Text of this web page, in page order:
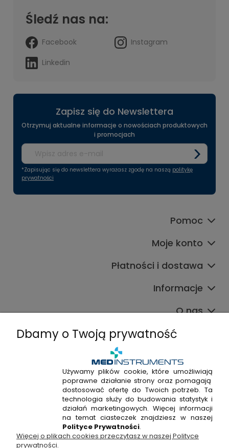
Śledź nas na:
Facebook
Instagram
Linkedin
Zapisz się do Newslettera
Otrzymuj aktualne informacje o nowościach produktowych
i promocjach
*Zapisując się do newslettera wyrażasz zgodę na naszą politykę
prywatności
Pomoc
Moje konto
Płatności i dostawa
Informacje
O nas
+48 720 915 338
+48 22 298 53 38
Napisz do nas!
Hossa Medical Sp. z o. o. | ul. Kryształowa 33A, 01-356
Dbamy o Twoją prywatność
Używamy plików cookie, które umożliwiają
poprawne działanie strony oraz pomagają
dostosować ofertę do Twoich potrzeb. Ta
technologia służy do budowania statystyk i
działań marketingowych. Więcej informacji
na temat ciasteczek znajdziesz w naszej
Polityce Prywatności.
Więcej o plikach cookies przeczytasz w naszej Polityce
prywatności.